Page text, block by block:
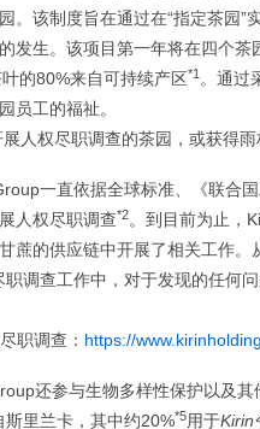
。该制度旨在通过在“指定茶园
发生。该项目第一年将在四个
的80%来自可持续产区*1 。通过
员工的福祉。
人权尽职调查的茶园，或获得
一直依据全球标准、《联合
人权尽职调查*2。到目前为止，
蔗的供应链中开展了相关工作
调查工作中，对于发现的任何
职调查： https://
还参与生物多样性保护以及
斯里兰卡，其中约20%*5用于Kirin